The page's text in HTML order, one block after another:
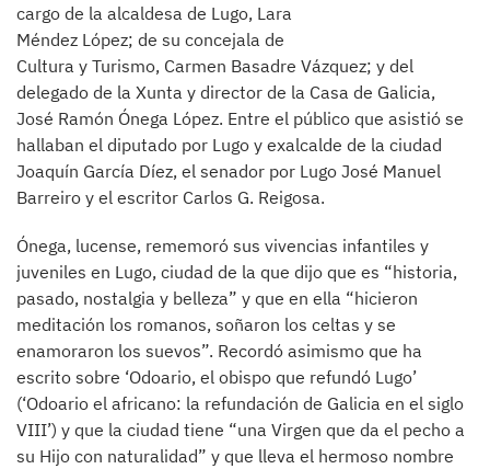
cargo de la alcaldesa de Lugo, Lara
Méndez López; de su concejala de
Cultura y Turismo, Carmen Basadre Vázquez; y del
delegado de la Xunta y director de la Casa de Galicia,
José Ramón Ónega López. Entre el público que asistió se
hallaban el diputado por Lugo y exalcalde de la ciudad
Joaquín García Díez, el senador por Lugo José Manuel
Barreiro y el escritor Carlos G. Reigosa.
Ónega, lucense, rememoró sus vivencias infantiles y
juveniles en Lugo, ciudad de la que dijo que es “historia,
pasado, nostalgia y belleza” y que en ella “hicieron
meditación los romanos, soñaron los celtas y se
enamoraron los suevos”. Recordó asimismo que ha
escrito sobre ‘Odoario, el obispo que refundó Lugo’
(‘Odoario el africano: la refundación de Galicia en el siglo
VIII’) y que la ciudad tiene “una Virgen que da el pecho a
su Hijo con naturalidad” y que lleva el hermoso nombre